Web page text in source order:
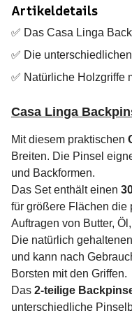
Artikeldetails
✅ Das Casa Linga
✅ Die
✅ Natürliche Holzgriffe
Casa Linga
Mit diesem praktischen
Breiten. Die Pinsel
und Backformen.
Das Set enthält einen
für größere Flächen die
Auftragen von Butter,
Die natürlich gehaltenen
und kann nach
Borsten mit den Griffen.
Das 2-teilige
unterschiedliche